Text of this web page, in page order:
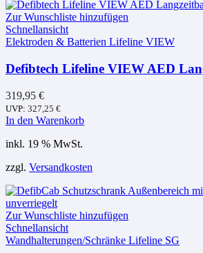
Zur Wunschliste hinzufügen
Schnellansicht
Elektroden & Batterien Lifeline VIEW
Defibtech Lifeline VIEW AED
319,95 €
UVP: 327,25 €
In den Warenkorb
inkl. 19 % MwSt.
zzgl. Versandkosten
Zur Wunschliste hinzufügen
Schnellansicht
Wandhalterungen/Schränke Lifeline SG